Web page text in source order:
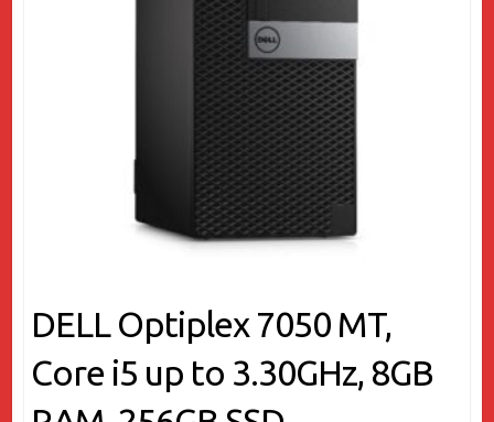
DELL Optiplex 7050 MT,
Core i5 up to 3.30GHz, 8GB